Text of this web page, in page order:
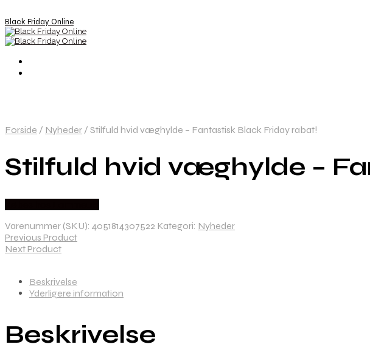
Black Friday Online
Forside / Nyheder / Stilfuld hvid væghylde – Fantastisk Black Friday rabat!
Stilfuld hvid væghylde –
Varenummer (SKU): 4051814307522 Kategori: Nyheder
Previous Product
Next Product
Beskrivelse
Yderligere information
Beskrivelse